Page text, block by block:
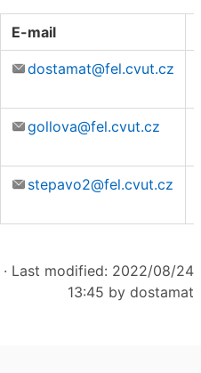
E-mail
dostamat@fel.cvut.cz
gollova@fel.cvut.cz
stepavo2@fel.cvut.cz
· Last modified: 2022/08/24
13:45 by dostamat